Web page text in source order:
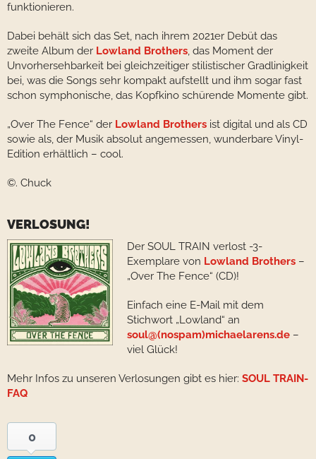
funktionieren.
Dabei behält sich das Set, nach ihrem 2021er Debüt das
zweite Album der Lowland Brothers, das Moment der
Unvorhersehbarkeit bei gleichzeitiger stilistischer Gradlinigkeit
bei, was die Songs sehr kompakt aufstellt und ihm sogar fast
schon symphonische, das Kopfkino schürende Momente gibt.
„Over The Fence“ der Lowland Brothers ist digital und als CD
sowie als, der Musik absolut angemessen, wunderbare Vinyl-
Edition erhältlich – cool.
©. Chuck
VERLOSUNG!
Der SOUL TRAIN verlost -3-
Exemplare von Lowland Brothers –
„Over The Fence“ (CD)!
Einfach eine E-Mail mit dem
Stichwort „Lowland“ an
soul@(nospam)michaelarens.de –
viel Glück!
Mehr Infos zu unseren Verlosungen gibt es hier: SOUL TRAIN-
FAQ
0